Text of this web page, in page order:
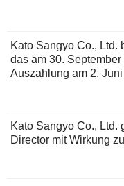
Kato Sangyo Co.,
das am 30.
Auszahlung am 2.
Kato Sangyo Co., Ltd.
Director mit Wirkung